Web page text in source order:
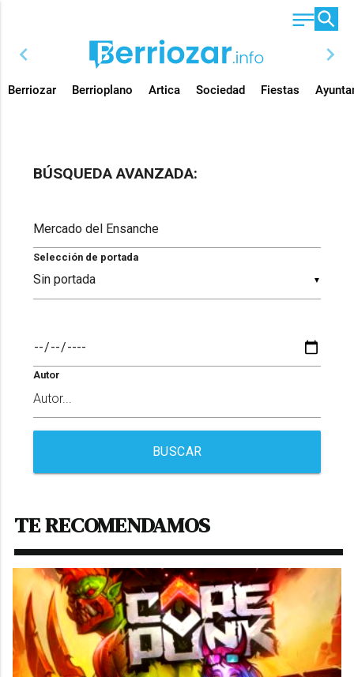
chevron_left chevron_right
Berriozar Berrioplano Artica Sociedad Fiestas
BÚSQUEDA AVANZADA:
▼
Selección de portada
Autor
BUSCAR
TE RECOMENDAMOS